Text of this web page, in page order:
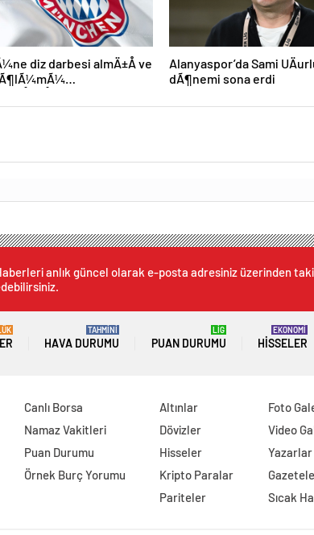
diz darbesi almÄ±Å ve
DÃ¼nya KarmasÄ±’nÄ±n
Alanyaspor’da Sami
dÃ¶nemi sona erdi
anlık güncel olarak e-posta adresiniz üzerinden
HAVA DURUMU
TAHMİNİ
PUAN DURUMU
LİG
HISSELER
EKONOMİ
Canlı Borsa
Namaz Vakitleri
Puan Durumu
Örnek Burç Yorumu
Altınlar
Dövizler
Hisseler
Kripto Paralar
Pariteler
Foto
Video
Yazarlar
Sıcak